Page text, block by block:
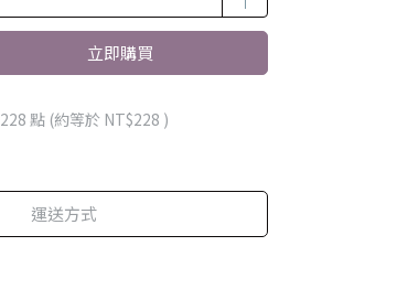
立即購買
228 點 (約等於 NT$228 )
運送方式